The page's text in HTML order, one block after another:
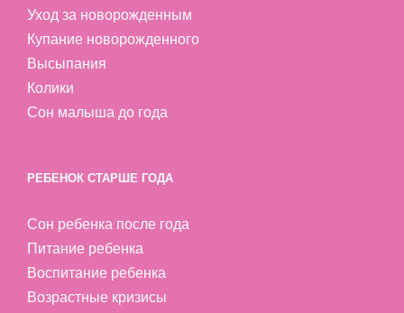
Уход за новорожденным
Купание новорожденного
Высыпания
Колики
Сон малыша до года
РЕБЕНОК СТАРШЕ ГОДА
Сон ребенка после года
Питание ребенка
Воспитание ребенка
Возрастные кризисы